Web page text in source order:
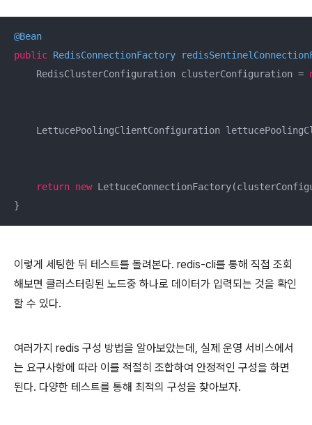
@Bean
public RedisConnectionFactory
    RedisClusterConfiguration clusterConfiguration =
LettucePoolingClientConfiguration
return new
}
이렇게 세팅한 뒤 테스트를 돌려본다. redis-cli를 통해 직접 조회
해보면 클러스터링된 노드중 하나로 데이터가 입력되는 것을 확인
할 수 있다.
여러가지 redis 구성 방법을 알아보았는데, 실제 운영 서비스에서
는 요구사항에 따라 이를 적절히 조합하여 안정적인 구성을 하면
된다. 다양한 테스트를 통해 최적의 구성을 찾아보자.